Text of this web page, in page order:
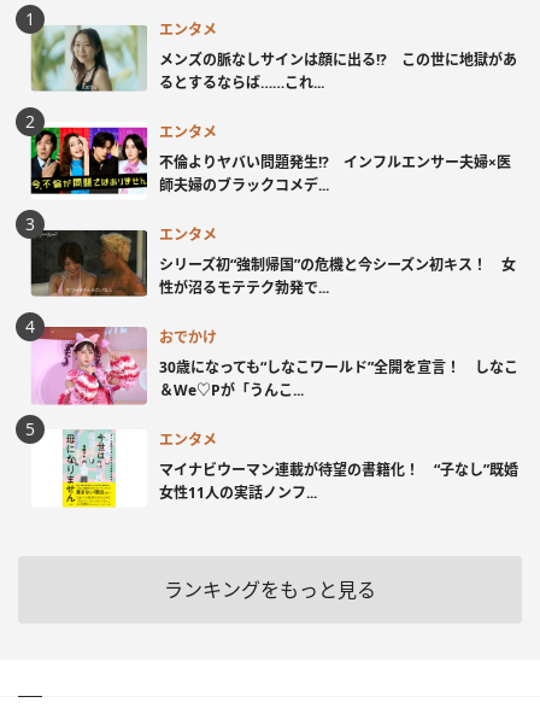
エンタメ
メンズの脈なしサインは顔に出る!? この世に地獄があ
るとするならば……これ...
エンタメ
不倫よりヤバい問題発生!? インフルエンサー夫婦×医
師夫婦のブラックコメデ...
エンタメ
シリーズ初“強制帰国”の危機と今シーズン初キス！ 女
性が沼るモテテク勃発で...
おでかけ
30歳になっても“しなこワールド”全開を宣言！ しなこ
＆We♡Pが「うんこ...
エンタメ
マイナビウーマン連載が待望の書籍化！ “子なし”既婚
女性11人の実話ノンフ...
ランキングをもっと見る